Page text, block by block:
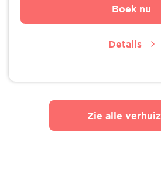
Boek nu
Details
Zie alle